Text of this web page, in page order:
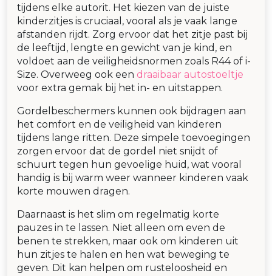
tijdens elke autorit. Het kiezen van de juiste
kinderzitjes is cruciaal, vooral als je vaak lange
afstanden rijdt. Zorg ervoor dat het zitje past bij
de leeftijd, lengte en gewicht van je kind, en
voldoet aan de veiligheidsnormen zoals R44 of i-
Size. Overweeg ook een draaibaar autostoeltje
voor extra gemak bij het in- en uitstappen.
Gordelbeschermers kunnen ook bijdragen aan
het comfort en de veiligheid van kinderen
tijdens lange ritten. Deze simpele toevoegingen
zorgen ervoor dat de gordel niet snijdt of
schuurt tegen hun gevoelige huid, wat vooral
handig is bij warm weer wanneer kinderen vaak
korte mouwen dragen.
Daarnaast is het slim om regelmatig korte
pauzes in te lassen. Niet alleen om even de
benen te strekken, maar ook om kinderen uit
hun zitjes te halen en hen wat beweging te
geven. Dit kan helpen om rusteloosheid en